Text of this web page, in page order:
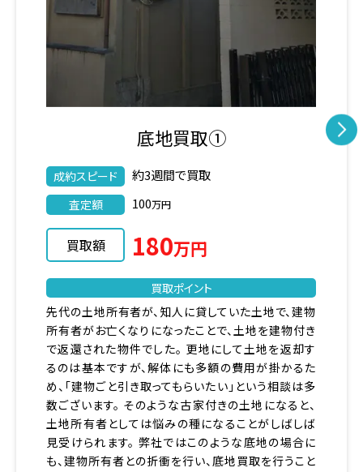
底地買取③
成約スピード お問い合わせから約2週間で買取
査定額 150万円
買取額 150万円
買取ポイント
複数の土地に分かれており、借地上の一部は更地に
なっており、他一部にまだ建物所有を目的とする土地
賃貸借契約が残っている物件の買取でした。 土地を
分けて（分筆）更地部分に新築を建てる場合には、測
量も必要となり隣地所有者との立ち合い等、様々な
作業が発生致します。 この作業を個人で行うにはな
かなかハードルも高く、【時間】も【労力】も【費用負
担】もかかってしまう為、そのまま弊社の買取を行うこ
ととなりました。